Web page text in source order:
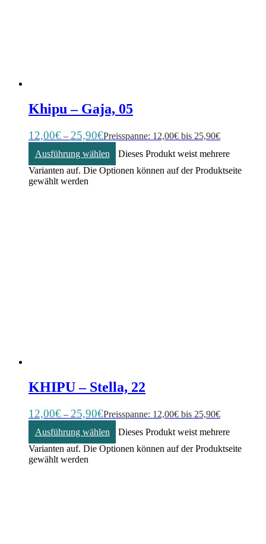
Khipu – Gaja, 05
12,00€ – 25,90€Preisspanne: 12,00€ bis 25,90€
Ausführung wählen
Dieses Produkt weist mehrere
Varianten auf. Die Optionen können auf der Produktseite
gewählt werden
KHIPU – Stella, 22
12,00€ – 25,90€Preisspanne: 12,00€ bis 25,90€
Ausführung wählen
Dieses Produkt weist mehrere
Varianten auf. Die Optionen können auf der Produktseite
gewählt werden